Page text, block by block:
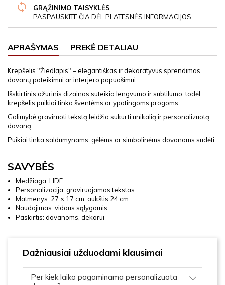
GRĄŽINIMO TAISYKLĖS
PASPAUSKITE ČIA DĖL PLATESNĖS INFORMACIJOS
APRAŠYMAS PREKĖ DETALIAU
Krepšelis "Žiedlapis" – elegantiškas ir dekoratyvus sprendimas
dovanų pateikimui ar interjero papuošimui.
Išskirtinis ažūrinis dizainas suteikia lengvumo ir subtilumo, todėl
krepšelis puikiai tinka šventėms ar ypatingoms progoms.
Galimybė graviruoti tekstą leidžia sukurti unikalią ir personalizuotą
dovaną.
Puikiai tinka saldumynams, gėlėms ar simbolinėms dovanoms sudėti.
SAVYBĖS
Medžiaga: HDF
Personalizacija: graviruojamas tekstas
Matmenys: 27 × 17 cm, aukštis 24 cm
Naudojimas: vidaus sąlygomis
Paskirtis: dovanoms, dekorui
Dažniausiai užduodami klausimai
Per kiek laiko pagaminama personalizuota